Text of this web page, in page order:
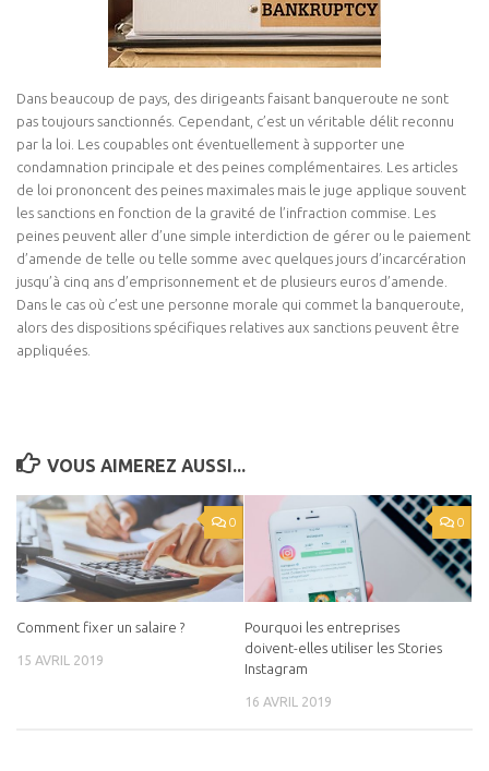
Dans beaucoup de pays, des dirigeants faisant banqueroute ne sont
pas toujours sanctionnés. Cependant, c’est un véritable délit reconnu
par la loi. Les coupables ont éventuellement à supporter une
condamnation principale et des peines complémentaires. Les articles
de loi prononcent des peines maximales mais le juge applique souvent
les sanctions en fonction de la gravité de l’infraction commise. Les
peines peuvent aller d’une simple interdiction de gérer ou le paiement
d’amende de telle ou telle somme avec quelques jours d’incarcération
jusqu’à cinq ans d’emprisonnement et de plusieurs euros d’amende.
Dans le cas où c’est une personne morale qui commet la banqueroute,
alors des dispositions spécifiques relatives aux sanctions peuvent être
appliquées.
VOUS AIMEREZ AUSSI...
0
Comment fixer un salaire ?
15 AVRIL 2019
0
Pourquoi les entreprises
doivent-elles utiliser les Stories
Instagram
16 AVRIL 2019